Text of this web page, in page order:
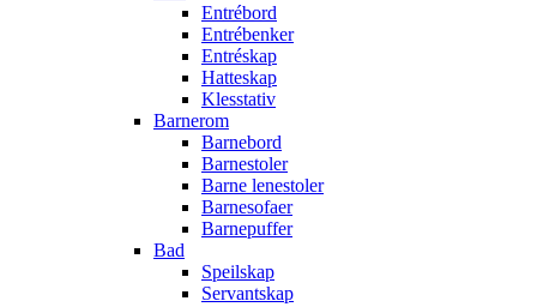
Entrébord
Entrébenker
Entréskap
Hatteskap
Klesstativ
Barnerom
Barnebord
Barnestoler
Barne lenestoler
Barnesofaer
Barnepuffer
Bad
Speilskap
Servantskap